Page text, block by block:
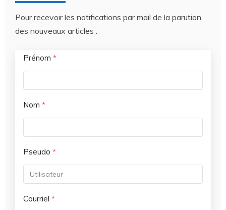
Pour recevoir les notifications par mail de la parution
des nouveaux articles :
Prénom *
Nom *
Pseudo *
Courriel *